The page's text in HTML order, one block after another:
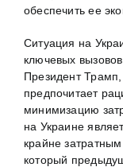
обеспечить ее
Ситуация на
ключевых
Президент
предпочитает
минимизацию
на Украине
крайне
который